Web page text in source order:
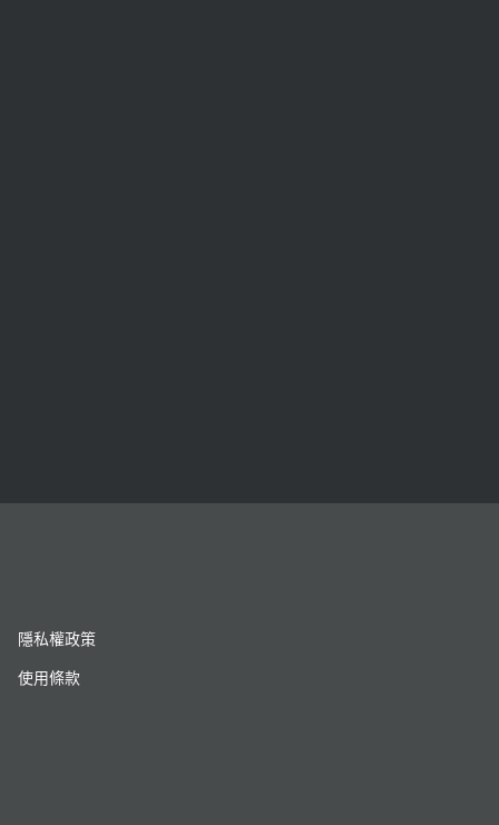
隱私權政策
使用條款